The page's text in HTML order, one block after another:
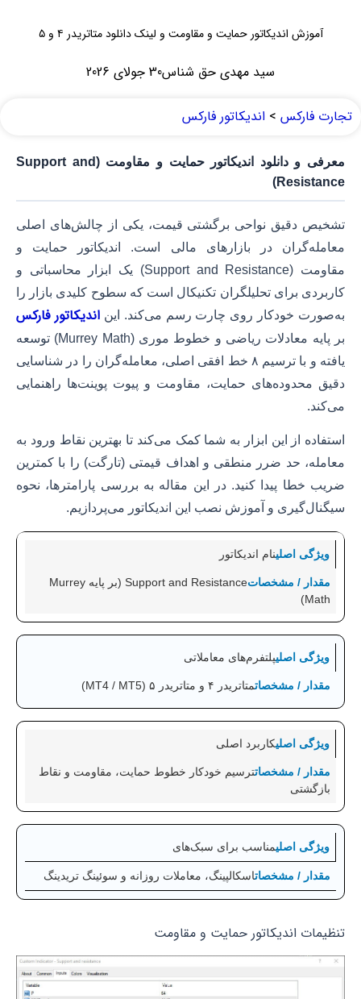
آموزش اندیکاتور حمایت و مقاومت و لینک دانلود متاتریدر ۴ و ۵
سید مهدی حق شناس30 جولای 2026
تجارت فارکس > اندیکاتور فارکس
معرفی و دانلود اندیکاتور حمایت و مقاومت (Support and
Resistance)
تشخیص دقیق نواحی برگشتی قیمت، یکی از چالش‌های اصلی
معامله‌گران در بازارهای مالی است. اندیکاتور حمایت و
مقاومت (Support and Resistance) یک ابزار محاسباتی و
کاربردی برای تحلیلگران تکنیکال است که سطوح کلیدی بازار را
به‌صورت خودکار روی چارت رسم می‌کند. ایناندیکاتور فارکس
بر پایه معادلات ریاضی و خطوط موری (Murrey Math) توسعه
یافته و با ترسیم ۸ خط افقی اصلی، معامله‌گران را در شناسایی
دقیق محدوده‌های حمایت، مقاومت و پیوت پوینت‌ها راهنمایی
می‌کند.
استفاده از این ابزار به شما کمک می‌کند تا بهترین نقاط ورود به
معامله، حد ضرر منطقی و اهداف قیمتی (تارگت) را با کمترین
ضریب خطا پیدا کنید. در این مقاله به بررسی پارامترها، نحوه
سیگنال‌گیری و آموزش نصب این اندیکاتور می‌پردازیم.
نام اندیکاتور
Support and Resistance (بر پایه Murrey
Math)
پلتفرم‌های معاملاتی
متاتریدر ۴ و متاتریدر ۵ (MT4 / MT5)
کاربرد اصلی
ترسیم خودکار خطوط حمایت، مقاومت و نقاط
بازگشتی
مناسب برای سبک‌های
اسکالپینگ، معاملات روزانه و سوئینگ تریدینگ
تنظیمات اندیکاتور حمایت و مقاومت